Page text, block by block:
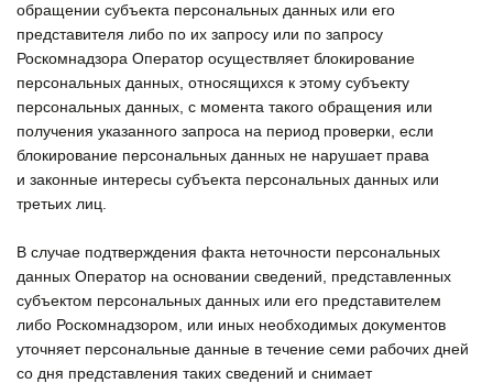
обращении субъекта персональных данных или его
представителя либо по их запросу или по запросу
Роскомнадзора Оператор осуществляет блокирование
персональных данных, относящихся к этому субъекту
персональных данных, с момента такого обращения или
получения указанного запроса на период проверки, если
блокирование персональных данных не нарушает права
и законные интересы субъекта персональных данных или
третьих лиц.
В случае подтверждения факта неточности персональных
данных Оператор на основании сведений, представленных
субъектом персональных данных или его представителем
либо Роскомнадзором, или иных необходимых документов
уточняет персональные данные в течение семи рабочих дней
со дня представления таких сведений и снимает